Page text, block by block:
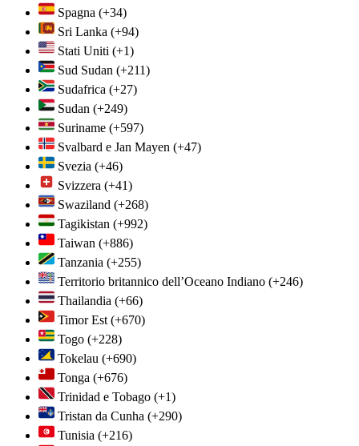
Spagna (+34)
Sri Lanka (+94)
Stati Uniti (+1)
Sud Sudan (+211)
Sudafrica (+27)
Sudan (+249)
Suriname (+597)
Svalbard e Jan Mayen (+47)
Svezia (+46)
Svizzera (+41)
Swaziland (+268)
Tagikistan (+992)
Taiwan (+886)
Tanzania (+255)
Territorio britannico dell’Oceano Indiano (+246)
Thailandia (+66)
Timor Est (+670)
Togo (+228)
Tokelau (+690)
Tonga (+676)
Trinidad e Tobago (+1)
Tristan da Cunha (+290)
Tunisia (+216)